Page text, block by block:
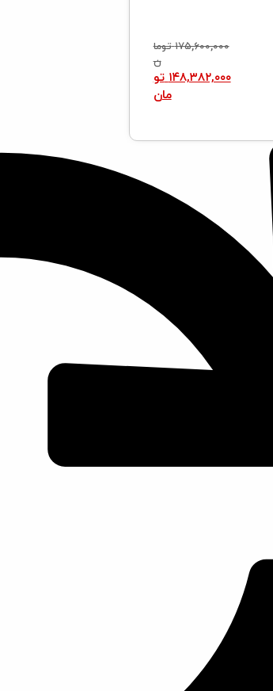
۱۷۵,۶۰۰,۰۰۰ توما
ن
۱۴۸,۳۸۲,۰۰۰ تو
مان